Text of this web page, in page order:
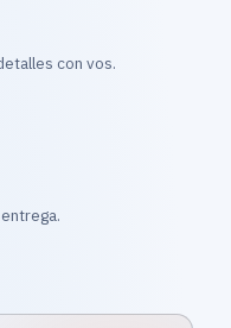
con vos.